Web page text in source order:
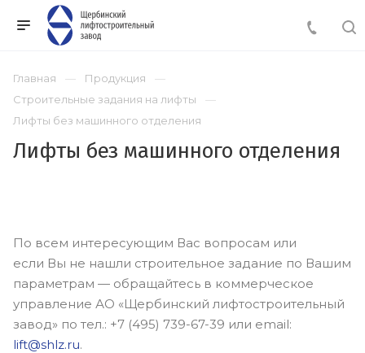
Главная
Продукция
Строительные задания на лифты
Лифты без машинного отделения
Лифты без машинного отделения
По всем интересующим Вас вопросам или
если Вы не нашли строительное задание по Вашим
параметрам — обращайтесь в коммерческое
управление АО «Щербинский лифтостроительный
завод» по тел.: +7 (495) 739-67-39 или email:
lift@shlz.ru.